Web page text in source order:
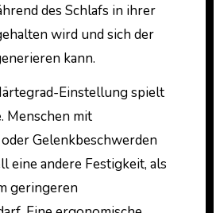
des Schlafs in ihrer
wird und sich der
kann.
Einstellung spielt
Menschen mit
Gelenkbeschwerden
eine andere Festigkeit, als
geringeren